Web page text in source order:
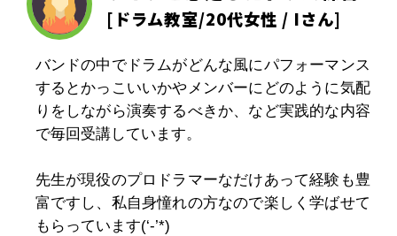
[ ドラム教室/20代女性 / Iさん]
バンドの中でドラムがどんな風にパフォーマンス
するとかっこいいかやメンバーにどのように気配
りをしながら演奏するべきか、など実践的な内容
で毎回受講しています。
先生が現役のプロドラマーなだけあって経験も豊
富ですし、私自身憧れの方なので楽しく学ばせて
もらっています(‘-’*)